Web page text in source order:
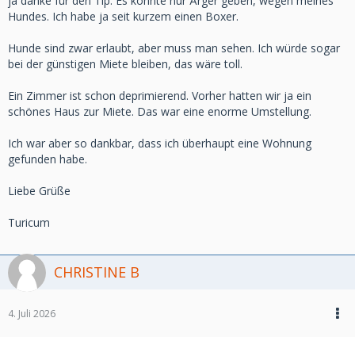
Hundes. Ich habe ja seit kurzem einen Boxer.
Hunde sind zwar erlaubt, aber muss man sehen. Ich würde sogar
bei der günstigen Miete bleiben, das wäre toll.
Ein Zimmer ist schon deprimierend. Vorher hatten wir ja ein
schönes Haus zur Miete. Das war eine enorme Umstellung.
Ich war aber so dankbar, dass ich überhaupt eine Wohnung
gefunden habe.
Liebe Grüße
Turicum
CHRISTINE B
4. Juli 2026